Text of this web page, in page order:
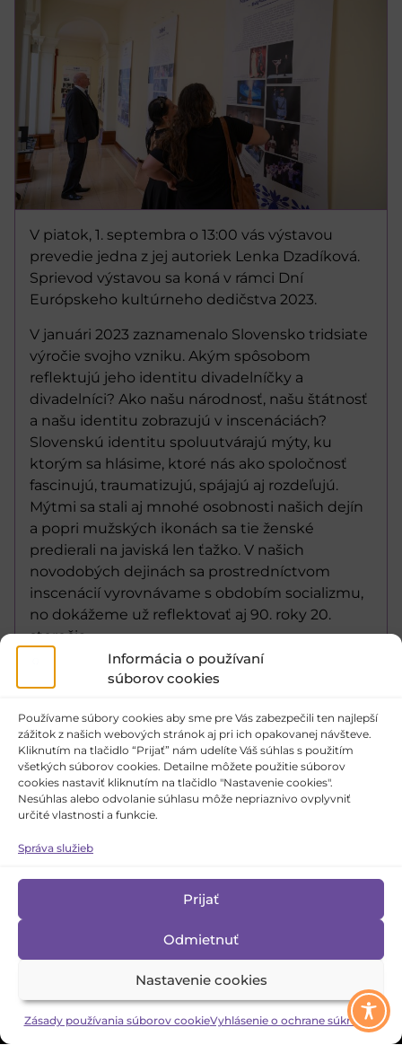
Informácia o používaní
súborov cookies
Používame súbory cookies aby sme pre Vás zabezpečili ten najlepší
zážitok z našich webových stránok aj pri ich opakovanej návšteve.
Kliknutím na tlačidlo “Prijať” nám udelíte Váš súhlas s použitím
všetkých súborov cookies. Detailne môžete použitie súborov
cookies nastaviť kliknutím na tlačidlo "Nastavenie cookies".
Nesúhlas alebo odvolanie súhlasu môže nepriaznivo ovplyvniť
určité vlastnosti a funkcie.
Správa služieb
Prijať
Odmietnuť
Nastavenie cookies
Zásady používania súborov cookieVyhlásenie o ochrane súkromia
V piatok, 1. septembra o 13:00 vás výstavou
prevedie jedna z jej autoriek Lenka Dzadíková.
Sprievod výstavou sa koná v rámci Dní
Európskeho kultúrneho dedičstva 2023.
V januári 2023 zaznamenalo Slovensko tridsiate
výročie svojho vzniku. Akým spôsobom
reflektujú jeho identitu divadelníčky a
divadelníci? Ako našu národnosť, našu štátnosť
a našu identitu zobrazujú v inscenáciách?
Slovenskú identitu spoluutvárajú mýty, ku
ktorým sa hlásime, ktoré nás ako spoločnosť
fascinujú, traumatizujú, spájajú aj rozdeľujú.
Mýtmi sa stali aj mnohé osobnosti našich dejín
a popri mužských ikonách sa tie ženské
predierali na javiská len ťažko. V našich
novodobých dejinách sa prostredníctvom
inscenácií vyrovnávame s obdobím socializmu,
no dokážeme už reflektovať aj 90. roky 20.
storočia.
Tridsať rokov Slovenskej republiky v
divadelných inscenáciách
We use cookies to ensure that you have the best experience on our website. If
Learn more
OK